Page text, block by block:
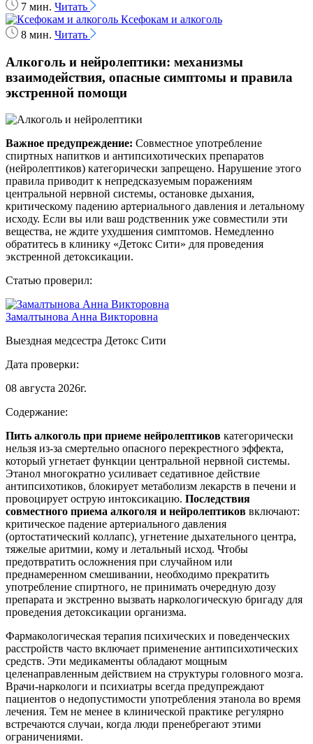
7 мин. Читать
Ксефокам и алкоголь
8 мин. Читать
Алкоголь и нейролептики: механизмы
взаимодействия, опасные симптомы и правила
экстренной помощи
Важное предупреждение: Совместное употребление
спиртных напитков и антипсихотических препаратов
(нейролептиков) категорически запрещено. Нарушение этого
правила приводит к непредсказуемым поражениям
центральной нервной системы, остановке дыхания,
критическому падению артериального давления и летальному
исходу. Если вы или ваш родственник уже совместили эти
вещества, не ждите ухудшения симптомов. Немедленно
обратитесь в клинику «Детокс Сити» для проведения
экстренной детоксикации.
Статью проверил:
Замалтынова Анна Викторовна
Выездная медсестра Детокс Сити
Дата проверки:
08 августа 2026г.
Содержание:
Пить алкоголь при приеме нейролептиков категорически
нельзя из-за смертельно опасного перекрестного эффекта,
который угнетает функции центральной нервной системы.
Этанол многократно усиливает седативное действие
антипсихотиков, блокирует метаболизм лекарств в печени и
провоцирует острую интоксикацию. Последствия
совместного приема алкоголя и нейролептиков включают:
критическое падение артериального давления
(ортостатический коллапс), угнетение дыхательного центра,
тяжелые аритмии, кому и летальный исход. Чтобы
предотвратить осложнения при случайном или
преднамеренном смешивании, необходимо прекратить
употребление спиртного, не принимать очередную дозу
препарата и экстренно вызвать наркологическую бригаду для
проведения детоксикации организма.
Фармакологическая терапия психических и поведенческих
расстройств часто включает применение антипсихотических
средств. Эти медикаменты обладают мощным
целенаправленным действием на структуры головного мозга.
Врачи-наркологи и психиатры всегда предупреждают
пациентов о недопустимости употребления этанола во время
лечения. Тем не менее в клинической практике регулярно
встречаются случаи, когда люди пренебрегают этими
ограничениями.